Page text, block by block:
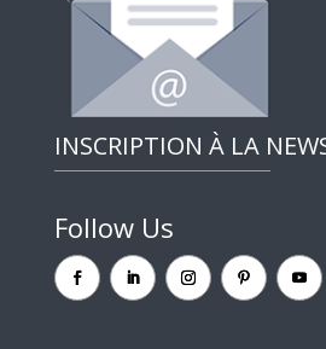
INSCRIPTION À LA
Follow Us